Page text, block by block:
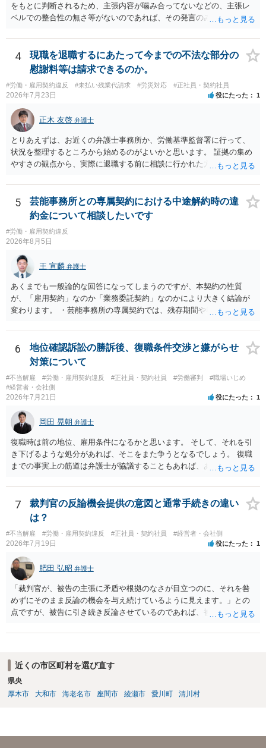
をもとに判断されるため、主張内容が噛み合ってないなどの、主張レ
ベルでの整合性の無さ等がないのであれば、その発言のみで大きく不
4
現職を退職するにあたって今までの不法な部分の
慰謝料等は請求できるのか。
#労働・雇用契約違反 #未払い残業代請求 #労災対応 #正社員・契約社員
2026年7月23日 役にたった 1
正木 友啓 弁護士
とりあえずは、お近くの弁護士事務所か、労働基準監督署に行って、
状況を整理するところから始めるのがよいかと思います。 証拠の集め
やすさの観点から、実際に退職する前に相談に行かれた方がよいかと
5
芸能事務所との専属契約における中途解約時の違
約金について相談したいです
#労働・雇用契約違反
2026年8月5日
王 宣麟 弁護士
あくまでも一般論的な回答になってしまうのですが、本契約の性質
が、「雇用契約」なのか「業務委託契約」なのかにより大きく結論が
変わります。 ・芸能事務所の専属契約では、残存期間や報酬額、投下
務上よくあるからといって当然に適法という意味ではなく、実際の損
害との対応関係や合理性が重要です。 ・違約金に上限がなくても、常
に有効になるわけではありません。契約が労働契約に近い実態なら労
基法16条で無効となる余地があり、そうでなくても、金額が事務所の
損害と比べて過大なら無効や減額が争点になります。 ・契約前の修正
交渉は一般的です。 交渉の方向としては、上限額を設ける、実損害ベ
費・未回収費用のみ」に限定する、などが典型です。 ・弁護士に契約
前に契約書の内容をレビューしてもらう価値は十分にあると思われま
す。 争点は、契約類型が雇用か業務委託か、実態として労働者性があ
るか、解除事由が双方にどう定められているか、違約金の算定根拠が
合理的か、という複数論点に分かれます。契約前なら、交渉のパワー
コストを抑えやすいので、資料等を持参の上弁護士に確認されること
をお勧めします。 ・事務所側の解除でも、解除理由によってはタレン
ト側に損害賠償が発生する建付けになっていることはあります。ただ
し、事務所側が一方的に解除したのにタレントへ違約金を課す設計
は、合理性や対価性を欠くとして争いやすいです。逆に、タレント側
の重大な契約違反がある場合は、実損害の範囲で請求される可能性は
あります。
6
地位確認訴訟の勝訴後、復職条件交渉と嫌がらせ
対策について
#不当解雇 #労働・雇用契約違反 #正社員・契約社員 #労働審判
#職場いじめ
#経営者・会社側
2026年7月21日 役にたった 1
岡田 晃朝 弁護士
復職時は前の地位、雇用条件になるかと思います。 そして、それを引
き下げるような処分があれば、そこをまた争うとなるでしょう。 復職
までの事実上の筋道は弁護士が協議することもあれば、あなたがご自
ょうから、別途費用が発生することもありますが、出勤日時の設定く
らいならサービスでしてくれるかもしれません。
7
裁判官の反論機会提供の意図と通常手続きの違い
は？
#不当解雇 #労働・雇用契約違反 #正社員・契約社員 #経営者・会社側
2026年7月19日 役にたった 1
肥田 弘昭 弁護士
「裁判官が、被告の主張に矛盾や根拠のなさが目立つのに、それを咎
めずにそのまま反論の機会を与え続けているように見えます。」との
点ですが、被告に引き続き反論させているのであれば、被告の主張が
くしている場合があります。被告がこれ以上ありませんと言えば終わ
近くの市区町村を選び直す
県央
厚木市
大和市 海老名市 座間市 綾瀬市 愛川町 清川村